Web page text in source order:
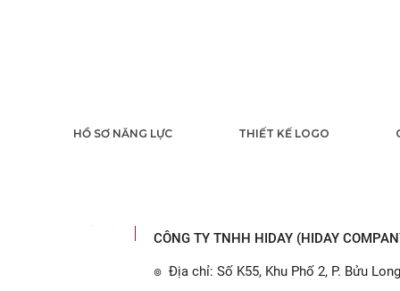
HỒ SƠ NĂNG LỰC THIẾT KẾ LOGO
Thiết kế profile
CÔNG TY TNHH HIDAY (HIDAY
๏ Địa chỉ: Số K55, Khu Phố 2, P. Bửu